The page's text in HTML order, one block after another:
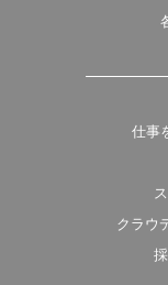
仕事
クラウ